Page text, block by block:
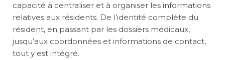
capacité à centraliser et à organiser les informations
relatives aux résidents. De l’identité complète du
résident, en passant par les dossiers médicaux,
jusqu’aux coordonnées et informations de contact,
tout y est intégré.